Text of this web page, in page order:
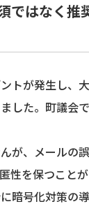
ではなく
トが発生し、
した。町議会
が、メールの
性を保つこと
号化対策の